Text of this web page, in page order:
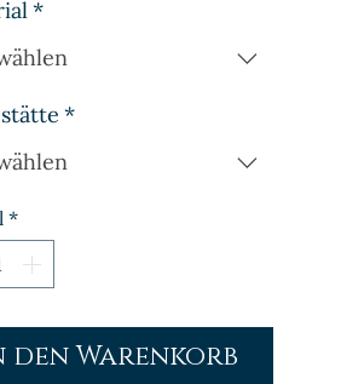
*
*
*
den Warenkorb